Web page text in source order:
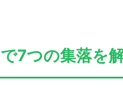
7つの集落を